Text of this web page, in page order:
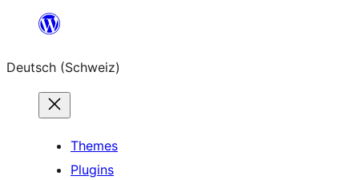
springen
Deutsch (Schweiz)
Themes
Plugins